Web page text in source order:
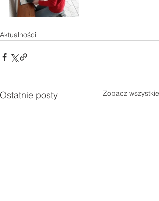
Aktualności
Ostatnie posty Zobacz wszystkie